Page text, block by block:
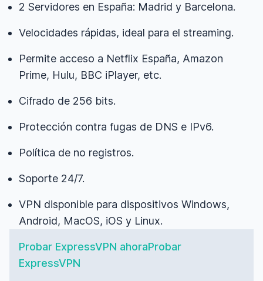
2 Servidores en España: Madrid y Barcelona.
Velocidades rápidas, ideal para el streaming.
Permite acceso a Netflix España, Amazon
Prime, Hulu, BBC iPlayer, etc.
Cifrado de 256 bits.
Protección contra fugas de DNS e IPv6.
Política de no registros.
Soporte 24/7.
VPN disponible para dispositivos Windows,
Android, MacOS, iOS y Linux.
Probar ExpressVPN ahoraProbar
ExpressVPN